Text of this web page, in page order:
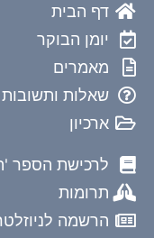
דף הבית
יומן הבוקר
מאמרים
שאלות ותשובות
ארכיון
לרכישת הספר
תרומות
הרשמה